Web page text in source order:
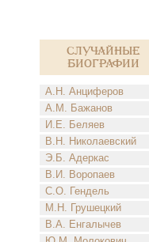
Случайные
биографии
А.Н. Анциферов
А.М. Бажанов
И.Е. Беляев
В.Н. Николаевский
Э.Б. Адеркас
В.И. Воропаев
С.О. Гендель
М.Н. Грушецкий
В.А. Енгалычев